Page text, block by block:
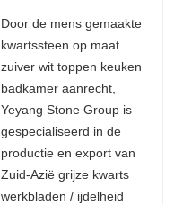
Door de mens gemaakte
kwartssteen op maat
zuiver wit toppen keuken
badkamer aanrecht,
Yeyang Stone Group is
gespecialiseerd in de
productie en export van
Zuid-Azië grijze kwarts
werkbladen / ijdelheid